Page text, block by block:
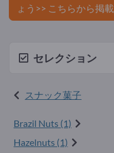
ょう>> こちらから掲載
セレクション
スナック菓子
Brazil Nuts (1)
Hazelnuts (1)